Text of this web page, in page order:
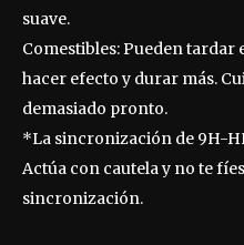
suave.
Comestibles: Pueden tardar
hacer efecto y durar más.
demasiado pronto.
*La sincronización de 9H-
Actúa con cautela y no te
sincronización.